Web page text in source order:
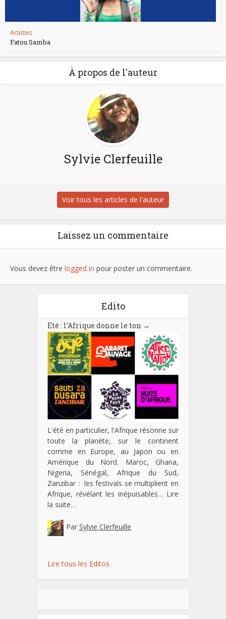
Artistes
Fatou Samba
À propos de l'auteur
Sylvie Clerfeuille
Voir tous les articles de l'auteur
Laissez un commentaire
Vous devez être logged in pour poster un commentaire.
Edito
Eté : l’Afrique donne le ton →
L'été en particulier, l'Afrique résonne sur
toute la planète, sur le continent
comme en Europe, au Japon ou en
Amérique du Nord. Maroc, Ghana,
Nigeria, Sénégal, Afrique du Sud,
Zanzibar : les festivals se multiplient en
Afrique, révélant les inépuisables… Lire
la suite…
Par Sylvie Clerfeuille
Lire tous les Editos